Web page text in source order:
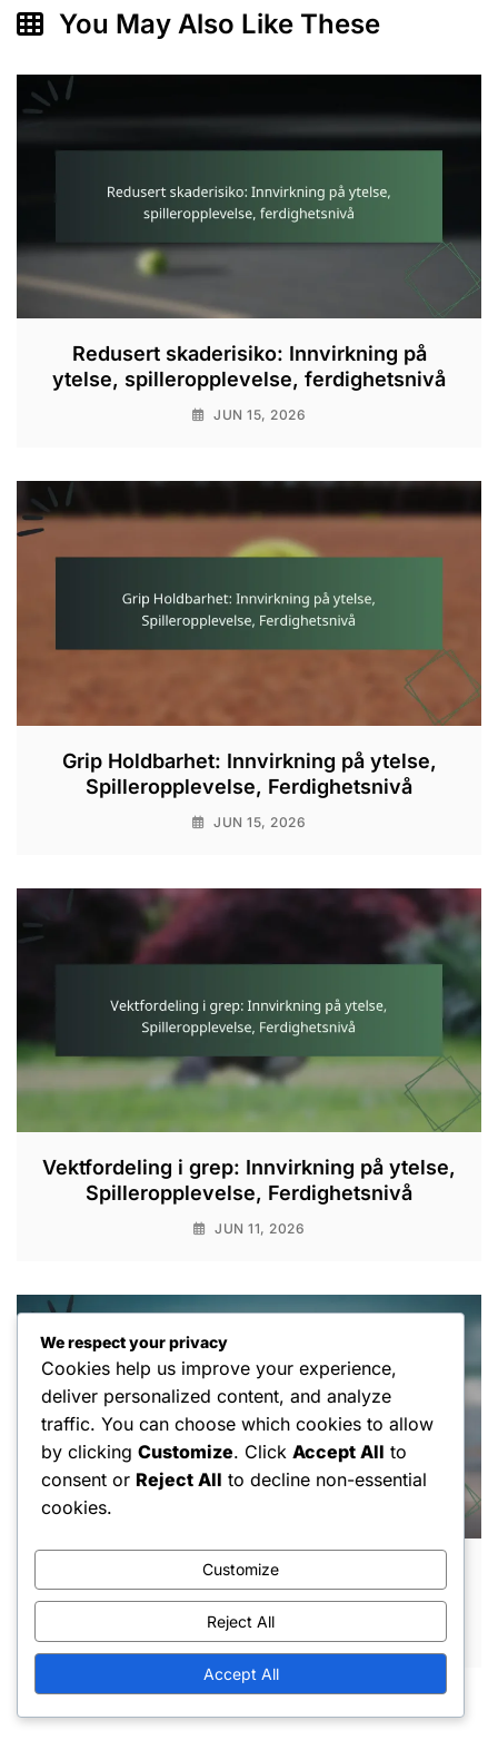
You May Also Like These
Redusert skaderisiko: Innvirkning på
ytelse, spilleropplevelse, ferdighetsnivå
JUN 15, 2026
Grip Holdbarhet: Innvirkning på ytelse,
Spilleropplevelse, Ferdighetsnivå
JUN 15, 2026
Vektfordeling i grep: Innvirkning på ytelse,
Spilleropplevelse, Ferdighetsnivå
JUN 11, 2026
Estetisk appell av grep: Innvirkning på
ytelse, Spilleropplevelse, Ferdighetsnivå
JUN 5, 2026
We respect your privacy
Cookies help us improve your experience,
deliver personalized content, and analyze
traffic. You can choose which cookies to allow
by clicking Customize. Click Accept All to
consent or Reject All to decline non-essential
cookies.
Customize
Reject All
Accept All